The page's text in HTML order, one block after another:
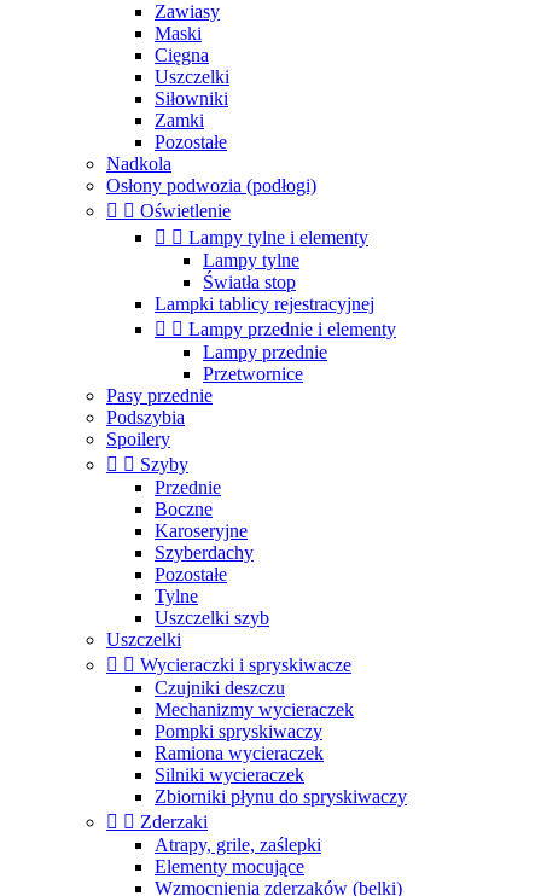
Zawiasy
Maski
Cięgna
Uszczelki
Siłowniki
Zamki
Pozostałe
Nadkola
Osłony podwozia (podłogi)
  Oświetlenie
  Lampy tylne i elementy
Lampy tylne
Światła stop
Lampki tablicy rejestracyjnej
  Lampy przednie i elementy
Lampy przednie
Przetwornice
Pasy przednie
Podszybia
Spoilery
  Szyby
Przednie
Boczne
Karoseryjne
Szyberdachy
Pozostałe
Tylne
Uszczelki szyb
Uszczelki
  Wycieraczki i spryskiwacze
Czujniki deszczu
Mechanizmy wycieraczek
Pompki spryskiwaczy
Ramiona wycieraczek
Silniki wycieraczek
Zbiorniki płynu do spryskiwaczy
  Zderzaki
Atrapy, grile, zaślepki
Elementy mocujące
Wzmocnienia zderzaków (belki)